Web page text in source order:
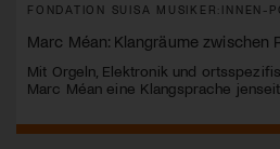
FONDATION SUISA MUSIKER:INNEN-
Marc Méan: Klangräume zwischen
Mit Orgeln, Elektronik und
Marc Méan eine Klangsprache